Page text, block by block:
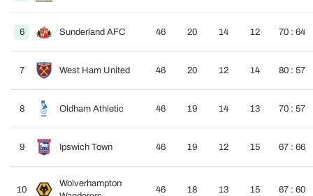
6 Sunderland AFC 46 20 14 12 70 : 64
7 West Ham United 46 20 12 14 80 : 57
8 Oldham Athletic 46 19 14 13 70 : 57
9 Ipswich Town 46 19 12 15 67 : 66
10
Wolverhampton
46 18 13 15 67 : 60